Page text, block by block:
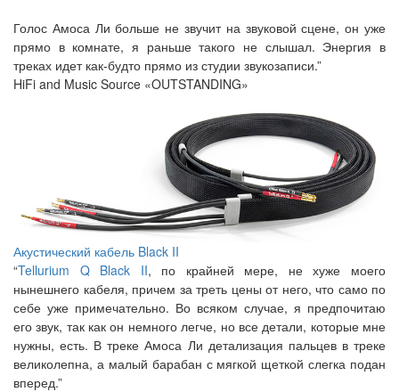
Голос Амоса Ли больше не звучит на звуковой сцене, он уже
прямо в комнате, я раньше такого не слышал. Энергия в
треках идет как-будто прямо из студии звукозаписи.”
HiFi and Music Source «OUTSTANDING»
Акустический кабель Black II
“Tellurium Q Black II, по крайней мере, не хуже моего
нынешнего кабеля, причем за треть цены от него, что само по
себе уже примечательно. Во всяком случае, я предпочитаю
его звук, так как он немного легче, но все детали, которые мне
нужны, есть. В треке Амоса Ли детализация пальцев в треке
великолепна, а малый барабан с мягкой щеткой слегка подан
вперед.”